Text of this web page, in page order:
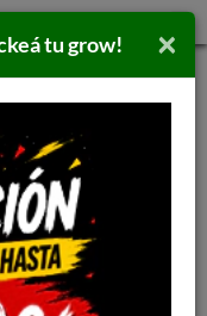
DE
×
tu grow!